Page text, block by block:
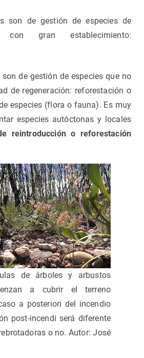
son de gestión de especies de
con gran establecimiento:
de gestión de especies que no
de regeneración: reforestación o
especies (flora o fauna). Es muy
especies autóctonas y locales
reintroducción o reforestación
de árboles y arbustos
a cubrir el terreno
a posteriori del incendio
post-incendi será diferente
o no. Autor: José